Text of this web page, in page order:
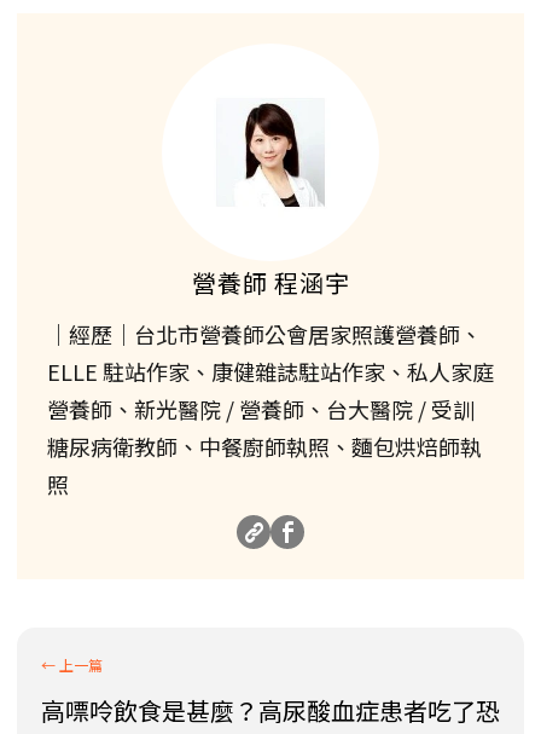
營養師 程涵宇
｜經歷｜台北市營養師公會居家照護營養師、
ELLE 駐站作家、康健雜誌駐站作家、私人家庭
營養師、新光醫院 / 營養師、台大醫院 / 受訓
糖尿病衛教師、中餐廚師執照、麵包烘焙師執
照
高嘌呤飲食是甚麼？高尿酸血症患者吃了恐